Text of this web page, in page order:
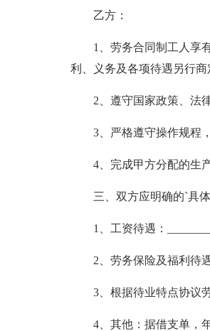
乙方：
1、劳务合同制工人享
利、义务及各项待遇另行商
2、遵守国家政策、法
3、严格遵守操作规程
4、完成甲方分配的生
三、双方应明确的`具体
1、工资待遇：
2、劳务保险及福利待
3、根据待业特点协议
4、其他：据借支单，